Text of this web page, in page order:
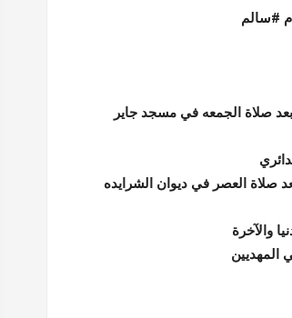
#سالم
صلاة الجمعه في مسجد جاير
صلاة العصر في ديوان الشرايده
والآخرة
المهديين